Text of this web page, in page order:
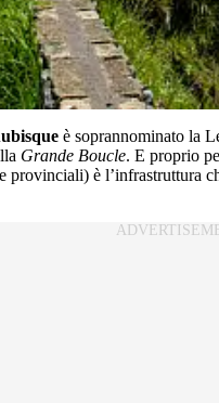
è soprannominato la
Grande Boucle. E proprio
è